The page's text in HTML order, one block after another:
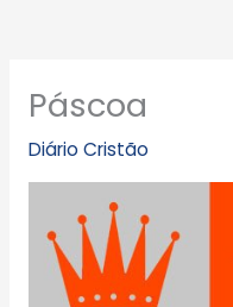
Páscoa
Diário Cristão